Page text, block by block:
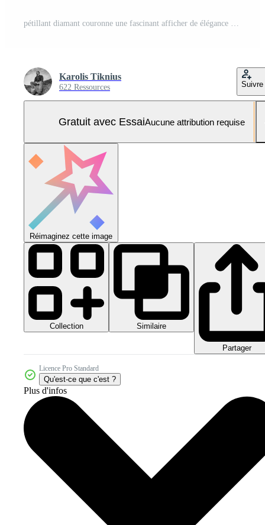
pétillant diamant couronne une fascinant afficher de élégance Photo Pro
Karolis Tiknius
622 Ressources Suivre
Gratuit avec EssaiAucune attribution requise
Réimaginez cette image
Collection Similaire
Partager
Licence Pro Standard
Qu'est-ce que c'est ?
Plus d'infos